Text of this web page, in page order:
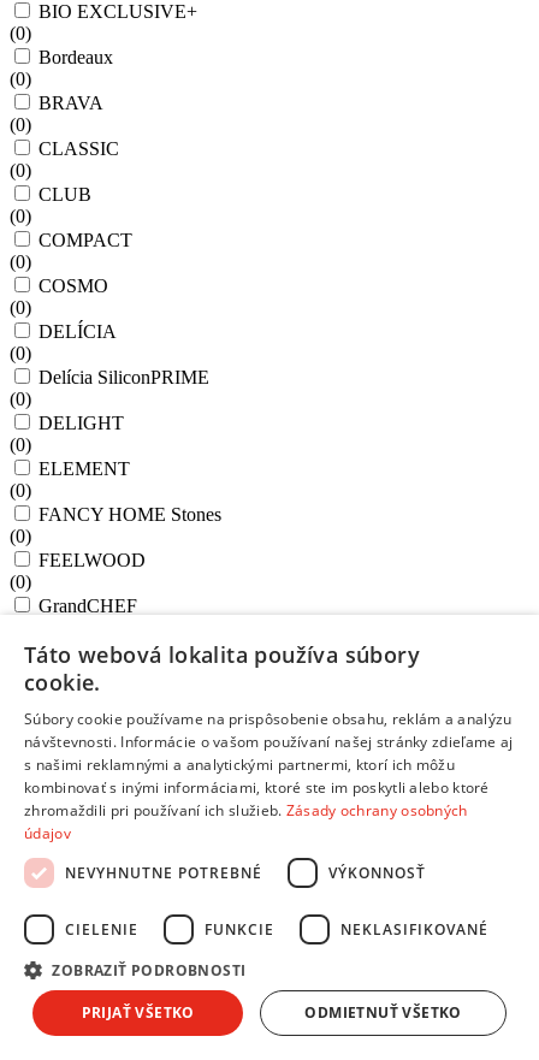
BIO EXCLUSIVE+
(0)
Bordeaux
(0)
BRAVA
(0)
CLASSIC
(0)
CLUB
(0)
COMPACT
(0)
COSMO
(0)
DELÍCIA
(0)
Delícia SiliconPRIME
(0)
DELIGHT
(0)
ELEMENT
(0)
FANCY HOME Stones
(0)
FEELWOOD
(0)
GrandCHEF
GrandCHEF+
HANDY
0)
Harmony
0)
HOME PROFI
0)
i-Premium Stone
)
Ingenio Unlimited
MagicHome
)
MAGNUM
MANICO ROSSO
Táto webová lokalita používa súbory
cookie.
Súbory cookie používame na prispôsobenie obsahu, reklám a analýzu
návštevnosti. Informácie o vašom používaní našej stránky zdieľame aj
s našimi reklamnými a analytickými partnermi, ktorí ich môžu
kombinovať s inými informáciami, ktoré ste im poskytli alebo ktoré
zhromaždili pri používaní ich služieb. Zásady ochrany osobných
údajov
NEVYHNUTNE POTREBNÉ
VÝKONNOSŤ
CIELENIE FUNKCIE NEKLASIFIKOVANÉ
ZOBRAZIŤ PODROBNOSTI
PRIJAŤ VŠETKO ODMIETNUŤ VŠETKO